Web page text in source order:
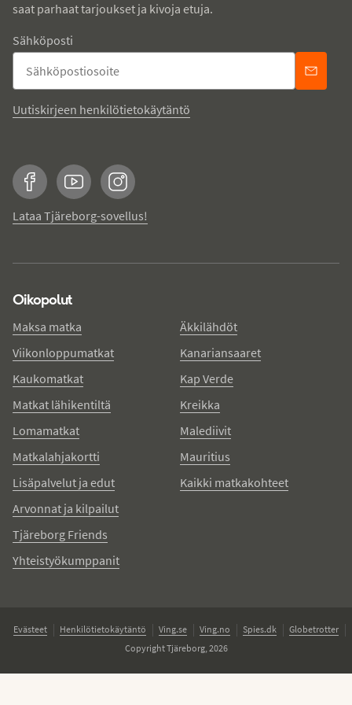
saat parhaat tarjoukset ja kivoja etuja.
Sähköposti
Uutiskirjeen henkilötietokäytäntö
FacebookYouTubeInstagram
Lataa Tjäreborg-sovellus!
Oikopolut
Maksa matka
Viikonloppumatkat
Kaukomatkat
Matkat lähikentiltä
Lomamatkat
Matkalahjakortti
Lisäpalvelut ja edut
Arvonnat ja kilpailut
Tjäreborg Friends
Yhteistyökumppanit
Äkkilähdöt
Kanariansaaret
Kap Verde
Kreikka
Malediivit
Mauritius
Kaikki matkakohteet
Evästeet Henkilötietokäytäntö Ving.se Ving.no Spies.dk
Globetrotter
Copyright Tjäreborg, 2026